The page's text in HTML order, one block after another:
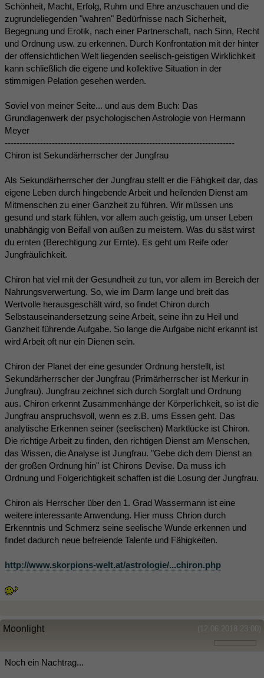
Schönheit, Macht, Erfolg, Ruhm und Ehre anzuschauen und die
zugrundeliegenden "wahren" Bedürfnisse nach Sicherheit,
Begegnung und Erotik, nach einer Partnerschaft, nach Sinn, Recht
und Ordnung usw. zu erkennen. Durch Konfrontation mit der hinter
der offensichtlichen Welt liegenden seelisch-geistigen Wirklichkeit
kann schließlich die eigene und kollektive Situation in der
stimmigen Pelation gesehen werden.
Soviel von meiner Seite... und aus dem Buch: Das
Grundlagenwerk der psychologischen Astrologie von Hermann
Meyer
------------------------------------------------------------------------------
Chiron ist Sekundärherrscher der Jungfrau
Als Sekundärherrscher der Jungfrau stellt er die Fähigkeit dar, das
eigene Leben durch hingebende Arbeit und heilenden Dienst am
Mitmenschen zu einer Ganzheit zu führen. Wir müssen uns
gesund und stark fühlen, vor allem auch geistig, um unser Leben
unabhängig von Beifall von außen zu meistern. Was du säst wirst
du ernten (Berechtigung zur Ernte). Es geht um Reife oder
Jungfräulichkeit.
Chiron hat viel mit der Gesundheit zu tun, vor allem im Bereich der
Nahrungsverwertung. So, wie im Darm lange und breit das
Wertvolle herausgeschält wird, so findet Chiron durch
Selbstauseinandersetzung seine Arbeit, seine ihn zu Heil und
Ganzheit führende Aufgabe. So lange die Aufgabe nicht erkannt ist
wird Arbeit oft nur ein Dienen sein.
Chiron der Planet der eine gesunder Ordnung herstellt, ist
Sekundärherrscher der Jungfrau (Primärherrscher ist Merkur in
Jungfrau). Jungfrau zeichnet sich durch Sorgfalt und Ordnung
aus. Chiron erkennt Zusammenhänge der Körperlichkeit, so ist die
Jungfrau anspruchsvoll, wenn es z.B. ums Essen geht. Das
analytische Erkennen seiner (seelischen) Marktlücke ist Chiron.
Die richtige Arbeit zu finden, den richtigen Dienst am Menschen,
das Wissen, die Analyse ist Jungfrau. "Gebe dich dem Dienst an
der großen Ordnung hin" ist Chirons Devise. Da muss ich
Ordnung und Folgerichtigkeit schaffen ist die Losung der Jungfrau.
Chiron als Herrscher über den 1. Grad Wassermann ist eine
weitere interessante Anwendung. Hier muss Chrion durch
Erkenntnis und Schmerz seine seelische Wunde erkennen und
findet dadurch neue befreiende Talente und Fähigkeiten.
http://www.skorpions-welt.at/astrologie/...chiron.php
(12.06.2018 23:00)
Moonlight
Noch ein Nachtrag...